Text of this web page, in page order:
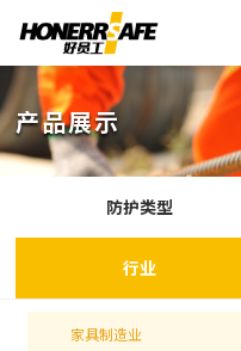
产品展示
防护类型
行业
家具制造业